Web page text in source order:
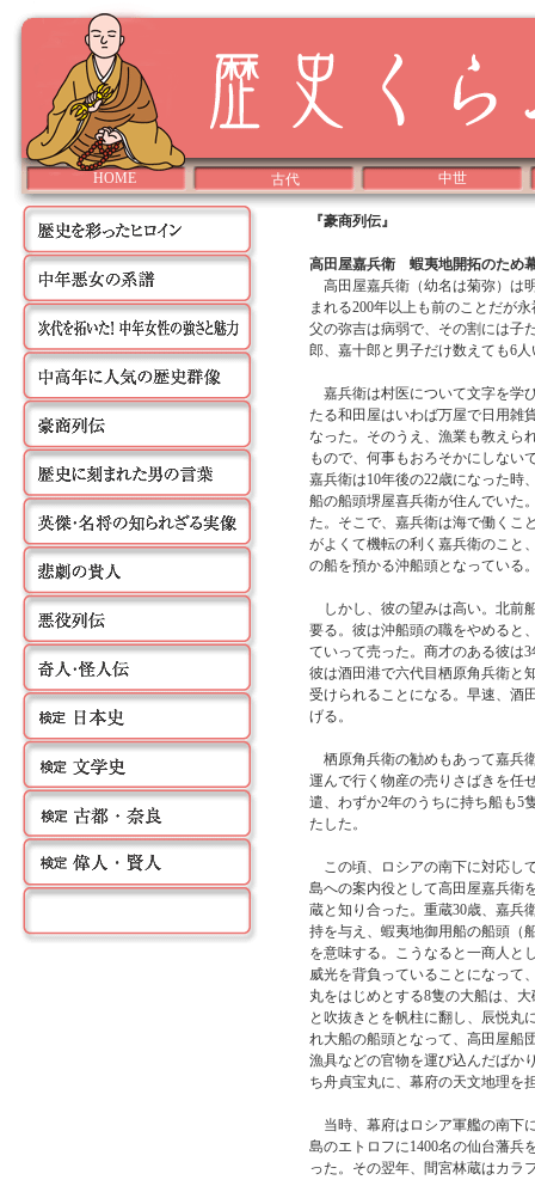
『豪商列伝』
高田屋嘉兵衛 蝦夷地開拓のため
高田屋嘉兵衛（幼名は菊弥）は
まれる200年以上も前のことだが
父の弥吉は病弱で、その割には子
郎、嘉十郎と男子だけ数えても6人
嘉兵衛は村医について文字を学
たる和田屋はいわば万屋で日用雑
なった。そのうえ、漁業も教えら
もので、何事もおろそかにしない
嘉兵衛は10年後の22歳になった時
船の船頭堺屋喜兵衛が住んでいた
た。そこで、嘉兵衛は海で働くこ
がよくて機転の利く嘉兵衛のこと
の船を預かる沖船頭となっている
しかし、彼の望みは高い。北前
要る。彼は沖船頭の職をやめると
ていって売った。商才のある彼は
彼は酒田港で六代目栖原角兵衛と
受けられることになる。早速、酒
げる。
栖原角兵衛の勧めもあって嘉兵
運んで行く物産の売りさばきを任
遣、わずか2年のうちに持ち船も5
たした。
この頃、ロシアの南下に対応し
島への案内役として高田屋嘉兵衛
蔵と知り合った。重蔵30歳、嘉兵
持を与え、蝦夷地御用船の船頭（
を意味する。こうなると一商人と
威光を背負っていることになって
丸をはじめとする8隻の大船は、
と吹抜きとを帆柱に翻し、辰悦丸
れ大船の船頭となって、高田屋船
漁具などの官物を運び込んだばか
ち舟貞宝丸に、幕府の天文地理を
当時、幕府はロシア軍艦の南下
島のエトロフに1400名の仙台藩兵
った。その翌年、間宮林蔵はカラ
HOME 古代 中世